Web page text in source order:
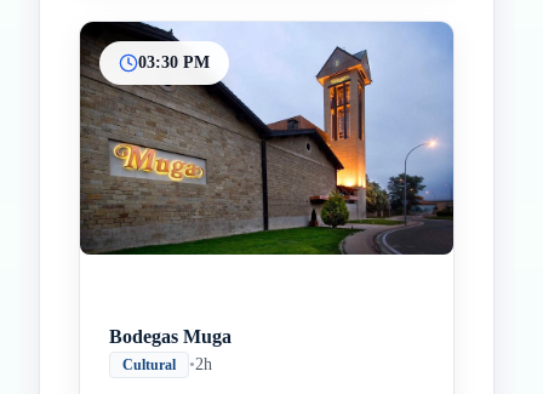
03:30 PM
Bodegas Muga
Cultural •2h